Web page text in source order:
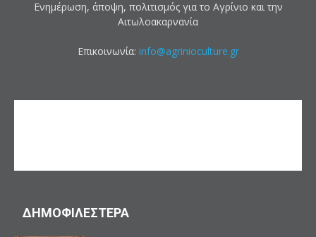
Ενημέρωση, άποψη, πολιτισμός για το Αγρίνιο και την
Αιτωλοακαρνανία
Επικοινωνία: info@agrinioculture.gr
ΔΗΜΟΦΙΛΕΣΤΕΡΑ